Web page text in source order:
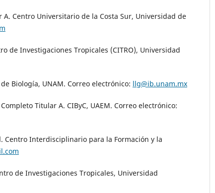
Centro Universitario de la Costa Sur, Universidad de
de Investigaciones Tropicales (CITRO), Universidad
Biología, UNAM. Correo electrónico: llg@ib.unam.mx
Titular A. CIByC, UAEM. Correo electrónico:
Centro Interdisciplinario para la Formación y la
de Investigaciones Tropicales, Universidad